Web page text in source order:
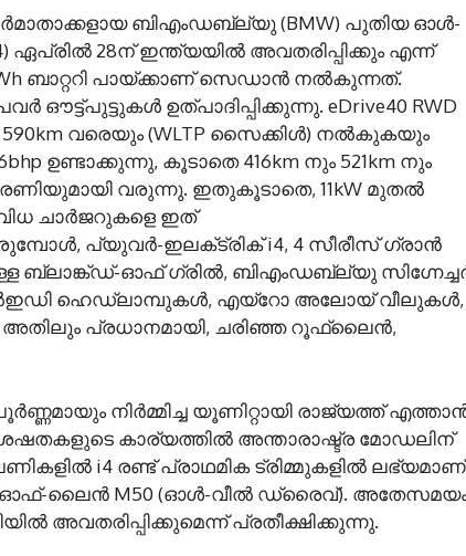
ബിഎംഡബ്ല്യു (BMW) പുതിയ ഓള്‍-
28ന് ഇന്ത്യയില്‍ അവതരിപ്പിക്കും എന്ന്
ബാറ്ററി പായ്ക്കാണ് സെഡാന്‍ നല്‍കുന്നത്.
ഉത്പാദിപ്പിക്കുന്നു. eDrive40 RWD
590km വരെയും (WLTP സൈക്കിള്‍) നല്‍കുകയും
ഉണ്ടാക്കുന്നു, കൂടാതെ 416km നും 521km നും
വരുന്നു. ഇതുകൂടാതെ, 11kW മുതല്‍
ചാര്‍ജറുകളെ ഇത്
പ്യുവര്‍-ഇലക്‌ട്രിക് i4, 4 സീരീസ് ഗ്രാന്‍
ബ്ലാങ്ക്ഡ്-ഓഫ് ഗ്രില്‍, ബിഎംഡബ്ല്യു
ഹെഡ്‌ലാമ്പുകൾ, എയ്‌റോ അലോയ് വീലുകള്‍,
പ്രധാനമായി, ചരിഞ്ഞ റൂഫ്‌ലൈന്‍,
നിര്‍മ്മിച്ച യൂണിറ്റായി രാജ്യത്ത്
കാര്യത്തില്‍ അന്താരാഷ്ട്ര മോഡലിന്
i4 രണ്ട് പ്രാഥമിക ട്രിമ്മുകളില്‍ ലഭ്യമാണ്
ഓഫ്-ലൈന്‍ M50 (ഓള്‍-വീല്‍ ഡ്രൈവ്).
അവതരിപ്പിക്കുമെന്ന് പ്രതീക്ഷിക്കുന്നു.